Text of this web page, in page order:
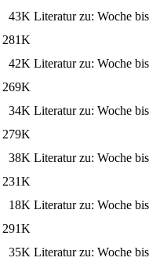
43K Literatur zu: Woche
281K
42K Literatur zu: Woche
269K
34K Literatur zu: Woche
279K
38K Literatur zu: Woche
231K
18K Literatur zu: Woche
291K
35K Literatur zu: Woche